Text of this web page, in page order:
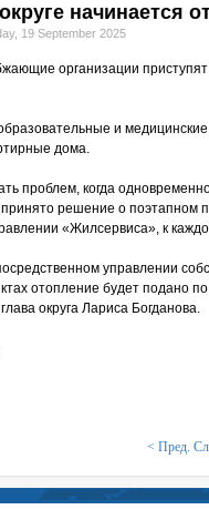
начинается
19 September 2025
организации
и
дома.
проблем, когда
решение о поэтапном
«Жилсервиса», к
управлении
отопление будет подано
округа Лариса Богданова.
< Пред.